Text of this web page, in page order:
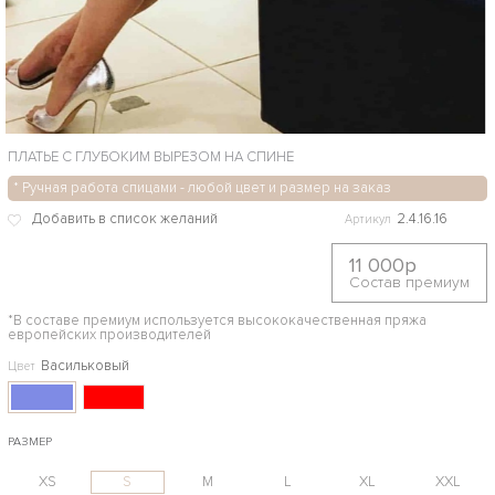
ПЛАТЬЕ С ГЛУБОКИМ ВЫРЕЗОМ НА СПИНЕ
* Ручная работа спицами - любой цвет и размер на заказ
Артикул 2.4.16.16
11 000р
Состав премиум
*В составе премиум используется высококачественная пряжа
европейских производителей
Цвет Васильковый
РАЗМЕР
XS S M L XL XXL